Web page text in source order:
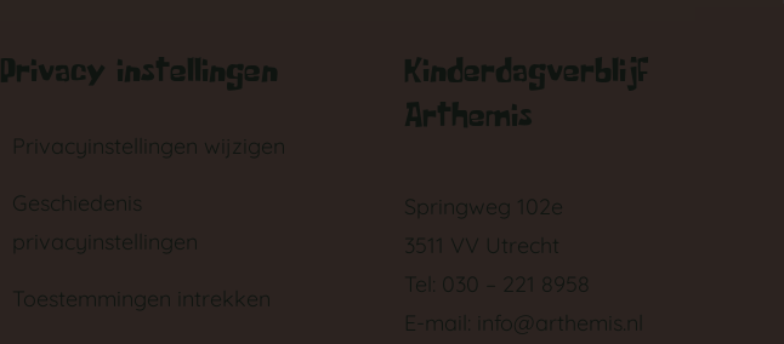
Privacy instellingen
Privacyinstellingen wijzigen
Geschiedenis
privacyinstellingen
Toestemmingen intrekken
Kinderdagverblijf
Arthemis
Springweg 102e
3511 VV Utrecht
Tel: 030 – 221 8958
E-mail: info@arthemis.nl